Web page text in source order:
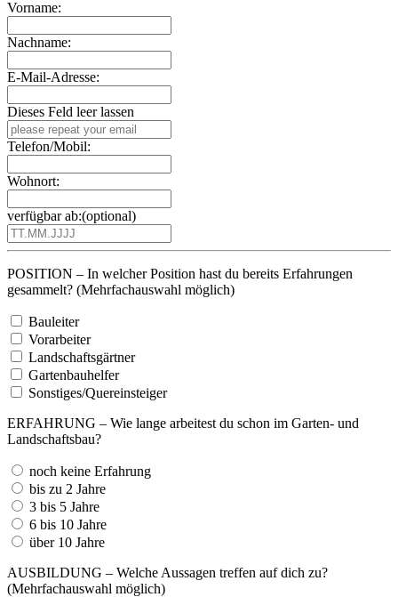
Vorname:
Nachname:
E-Mail-Adresse:
Dieses Feld leer lassen
Telefon/Mobil:
Wohnort:
verfügbar ab:(optional)
POSITION – In welcher Position hast du bereits Erfahrungen
gesammelt? (Mehrfachauswahl möglich)
Bauleiter
Vorarbeiter
Landschaftsgärtner
Gartenbauhelfer
Sonstiges/Quereinsteiger
ERFAHRUNG – Wie lange arbeitest du schon im Garten- und
Landschaftsbau?
noch keine Erfahrung
bis zu 2 Jahre
3 bis 5 Jahre
6 bis 10 Jahre
über 10 Jahre
AUSBILDUNG – Welche Aussagen treffen auf dich zu?
(Mehrfachauswahl möglich)